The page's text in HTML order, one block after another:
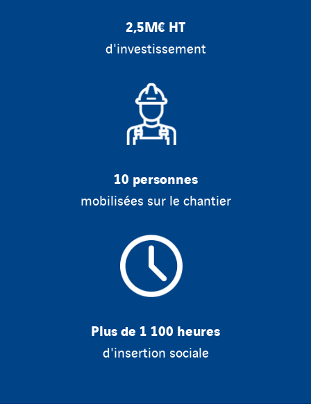
2,5M€ HT
d'investissement
10 personnes
mobilisées sur le chantier
Plus de 1 100 heures
d'insertion sociale